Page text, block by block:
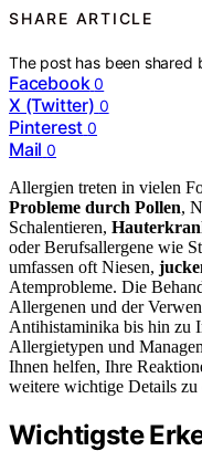
SHARE ARTICLE
The post has been shared
Facebook 0
X (Twitter) 0
Pinterest 0
Mail 0
Allergien treten in vielen
Probleme durch Pollen,
Schalentieren,
oder Berufsallergene wie
umfassen oft Niesen,
Atemprobleme. Die
Allergenen und der
Antihistaminika bis hin zu
Allergietypen und
Ihnen helfen, Ihre
weitere wichtige Details
Wichtigste